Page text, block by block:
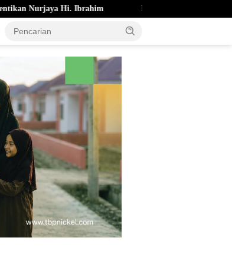
Ibrahim Pemkot Ternate Cairkan Bonus Atlet